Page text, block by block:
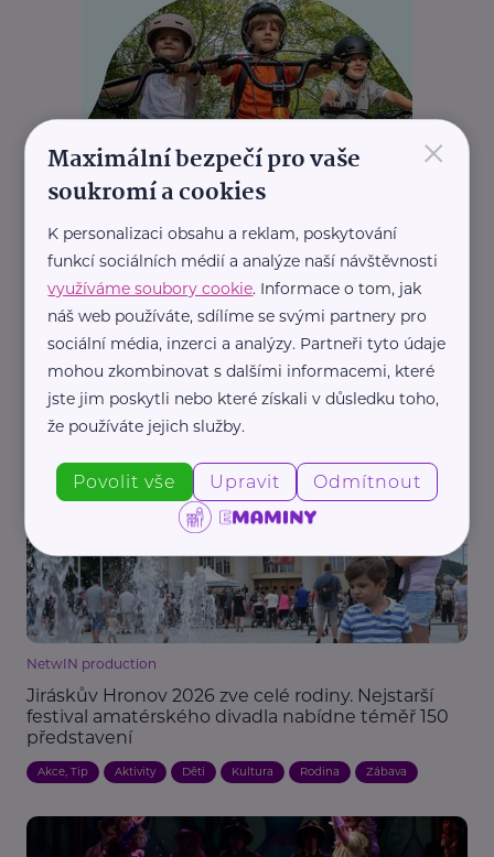
REKLAMA
Další články
NetwIN production
Jiráskův Hronov 2026 zve celé rodiny. Nejstarší
festival amatérského divadla nabídne téměř 150
představení
Akce, Tip Aktivity Děti Kultura Rodina Zábava
×
Maximální bezpečí pro vaše
soukromí a cookies
K personalizaci obsahu a reklam, poskytování
funkcí sociálních médií a analýze naší návštěvnosti
využíváme soubory cookie. Informace o tom, jak
náš web používáte, sdílíme se svými partnery pro
sociální média, inzerci a analýzy. Partneři tyto údaje
mohou zkombinovat s dalšími informacemi, které
jste jim poskytli nebo které získali v důsledku toho,
že používáte jejich služby.
Povolit vše Upravit Odmítnout